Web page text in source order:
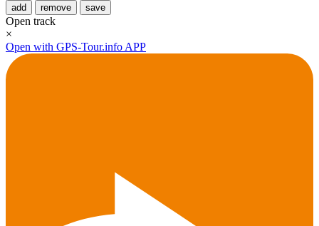
add remove save
Open track
×
Open with GPS-Tour.info APP